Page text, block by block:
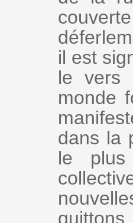
il est
le vers
monde
dans la
le plus